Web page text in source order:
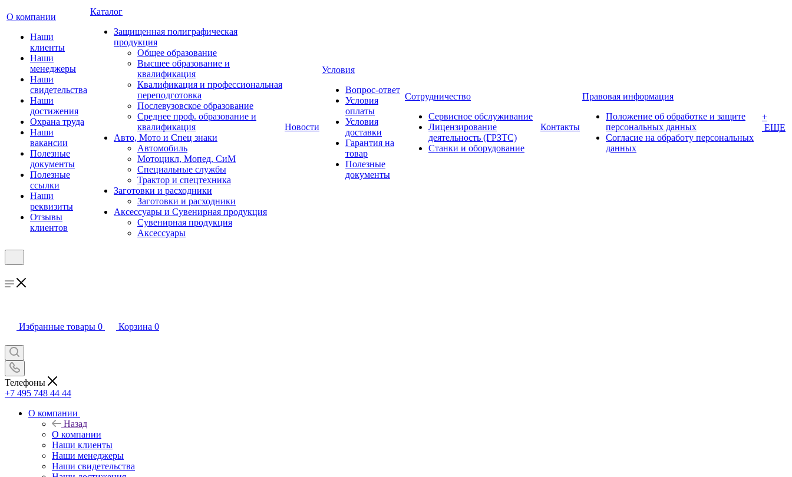
О компании
Наши
клиенты
Наши
менеджеры
Наши
свидетельства
Наши
достижения
Охрана труда
Наши
вакансии
Полезные
документы
Полезные
ссылки
Наши
реквизиты
Отзывы
клиентов
Каталог
Защищенная полиграфическая
продукция
Общее образование
Высшее образование и
квалификация
Квалификация и профессиональная
переподготовка
Послевузовское образование
Среднее проф. образование и
квалификация
Авто, Мото и Спец знаки
Автомобиль
Мотоцикл, Мопед, СиМ
Специальные службы
Трактор и спецтехника
Заготовки и расходники
Заготовки и расходники
Аксессуары и Сувенирная продукция
Сувенирная продукция
Аксессуары
Новости
Условия
Вопрос-ответ
Условия
оплаты
Условия
доставки
Гарантия на
товар
Полезные
документы
Сотрудничество
Сервисное обслуживание
Лицензирование
деятельность (ГРЗТС)
Станки и оборудование
Контакты
Правовая информация
Положение об обработке и защите
персональных данных
Согласие на обработу персональных
данных
+
ЕЩЕ
Избранные товары 0 Корзина 0
Телефоны
+7 495 748 44 44
О компании
Назад
О компании
Наши клиенты
Наши менеджеры
Наши свидетельства